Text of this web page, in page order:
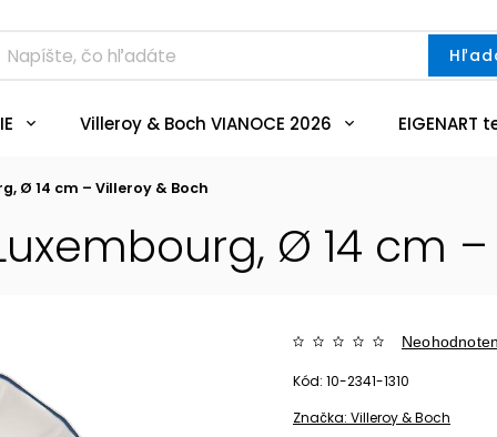
Villeroy & Boch VIANOCE 2026 EIGENART
Ø 14 cm – Villeroy & Boch
Ø 14 cm
Značka:Villeroy & Boch
Kód: 10-2341-1310